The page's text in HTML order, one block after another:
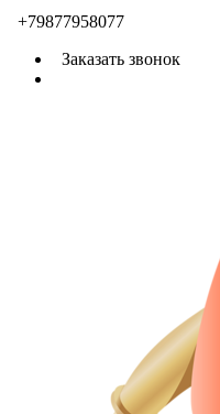
+79877958077
Заказать звонок